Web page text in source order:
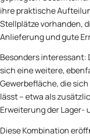
ihre praktische
Stellplätze vorhanden,
Anlieferung und gute
Besonders
sich eine weitere,
Gewerbefläche, die
lässt – etwa als
Erweiterung der Lager-
Diese Kombination